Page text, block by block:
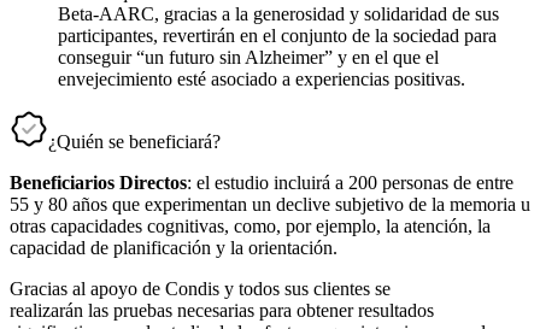
Beta-AARC, gracias a la generosidad y solidaridad de sus
participantes, revertirán en el conjunto de la sociedad para
conseguir “un futuro sin Alzheimer” y en el que el
envejecimiento esté asociado a experiencias positivas.
¿Quién se beneficiará?
Beneficiarios Directos: el estudio incluirá a 200 personas de entre
55 y 80 años que experimentan un declive subjetivo de la memoria u
otras capacidades cognitivas, como, por ejemplo, la atención, la
capacidad de planificación y la orientación.
Gracias al apoyo de Condis y todos sus clientes se
realizarán las pruebas necesarias para obtener resultados